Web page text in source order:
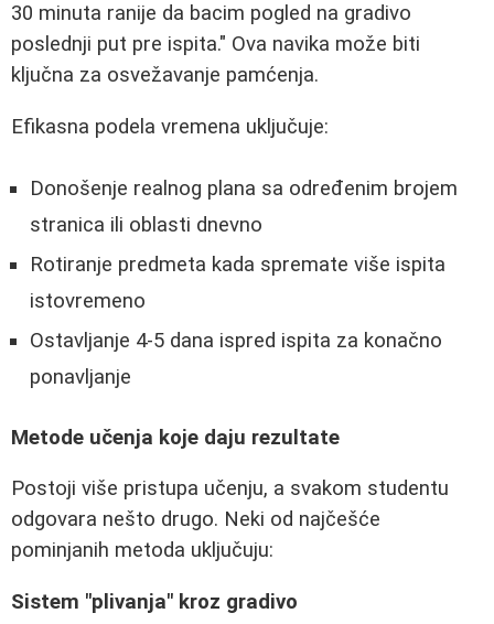
30 minuta ranije da bacim pogled na gradivo
poslednji put pre ispita." Ova navika može biti
ključna za osvežavanje pamćenja.
Efikasna podela vremena uključuje:
Donošenje realnog plana sa određenim brojem
stranica ili oblasti dnevno
Rotiranje predmeta kada spremate više ispita
istovremeno
Ostavljanje 4-5 dana ispred ispita za konačno
ponavljanje
Metode učenja koje daju rezultate
Postoji više pristupa učenju, a svakom studentu
odgovara nešto drugo. Neki od najčešće
pominjanih metoda uključuju:
Sistem "plivanja" kroz gradivo